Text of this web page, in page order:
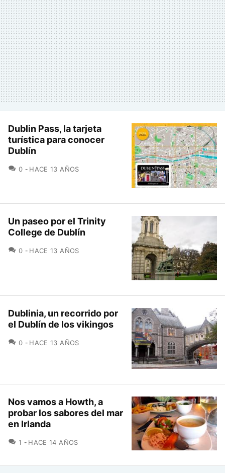
Dublin Pass, la tarjeta
turística para conocer
Dublín
0 COMENTARIOS
HACE 13 AÑOS
Un paseo por el Trinity
College de Dublín
0 COMENTARIOS
HACE 13 AÑOS
Dublinia, un recorrido por
el Dublín de los vikingos
0 COMENTARIOS
HACE 13 AÑOS
Nos vamos a Howth, a
probar los sabores del mar
en Irlanda
1 COMENTARIOS
HACE 14 AÑOS